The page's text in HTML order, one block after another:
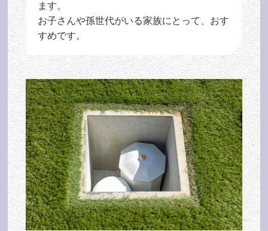
ます。
お子さんや孫世代がいる家族にとって、おす
すめです。